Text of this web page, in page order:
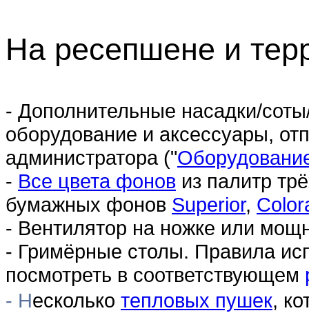
На ресепшене и
- Дополнительные насадки/
оборудование и аксессуары,
администратора ("
- Все цвета фонов из палитр
бумажных фонов Superior,
- Вентилятор на ножке или
- Гримёрные столы. Правила
посмотреть в соответствующем
- Несколько тепловых пушек,